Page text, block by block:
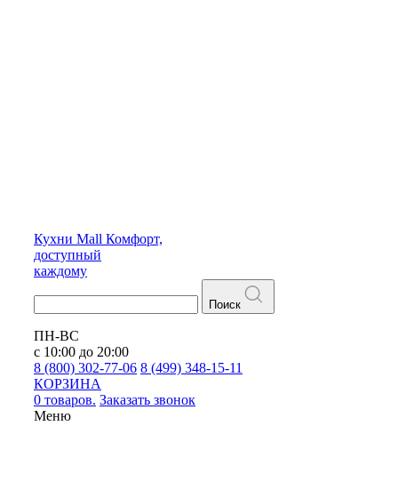
Кухни Mall Комфорт,
доступный
каждому
Поиск
ПН-ВС
с 10:00 до 20:00
8 (800) 302-77-06 8 (499) 348-15-11
КОРЗИНА
0 товаров. Заказать звонок
Меню